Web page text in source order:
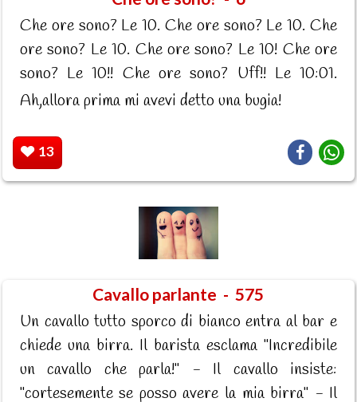
Che ore sono? Le 10. Che ore sono? Le 10. Che
ore sono? Le 10. Che ore sono? Le 10! Che ore
sono? Le 10!! Che ore sono? Uff!! Le 10:01.
Ah,allora prima mi avevi detto una bugia!
13
Cavallo parlante - 575
Un cavallo tutto sporco di bianco entra al bar e
chiede una birra. Il barista esclama "Incredibile
un cavallo che parla!" - Il cavallo insiste:
"cortesemente se posso avere la mia birra" - Il